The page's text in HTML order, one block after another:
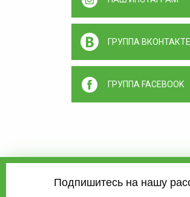
ГРУППА ВКОНТАКТЕ
ГРУППА FACEBOOK
Подпишитесь на нашу